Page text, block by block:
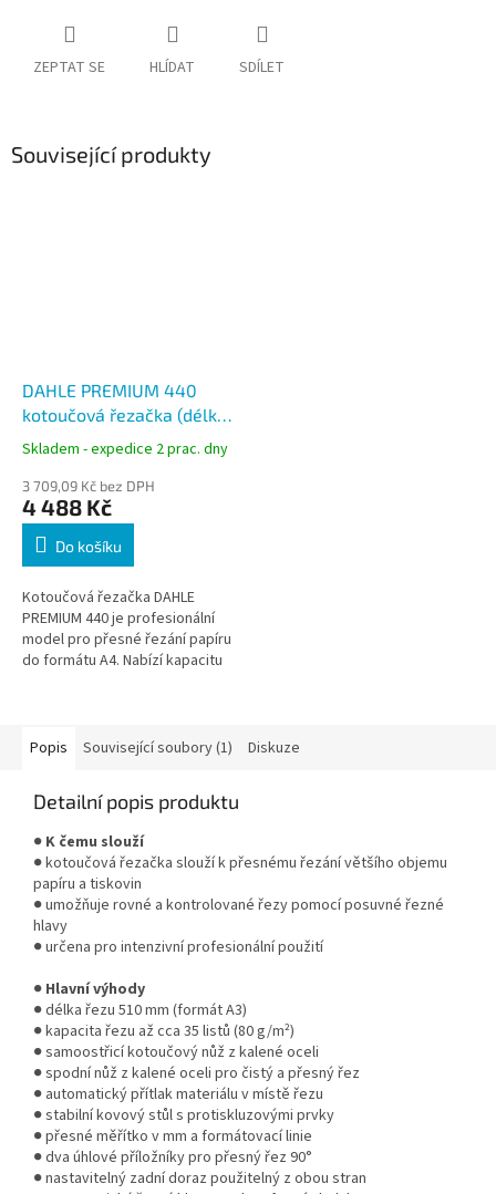
ZEPTAT SE HLÍDAT SDÍLET
Související produkty
DAHLE PREMIUM 440
kotoučová řezačka (délka
řezu 360 mm / A4)
Skladem - expedice 2 prac. dny
3 709,09 Kč bez DPH
4 488 Kč
Do košíku
Kotoučová řezačka DAHLE
PREMIUM 440 je profesionální
model pro přesné řezání papíru
do formátu A4. Nabízí kapacitu
Popis Související soubory (1) Diskuze
Detailní popis produktu
● K čemu slouží
● kotoučová řezačka slouží k přesnému řezání většího objemu
papíru a tiskovin
● umožňuje rovné a kontrolované řezy pomocí posuvné řezné
hlavy
● určena pro intenzivní profesionální použití
● Hlavní výhody
● délka řezu 510 mm (formát A3)
● kapacita řezu až cca 35 listů (80 g/m²)
● samoostřicí kotoučový nůž z kalené oceli
● spodní nůž z kalené oceli pro čistý a přesný řez
● automatický přítlak materiálu v místě řezu
● stabilní kovový stůl s protiskluzovými prvky
● přesné měřítko v mm a formátovací linie
● dva úhlové příložníky pro přesný řez 90°
● nastavitelný zadní doraz použitelný z obou stran